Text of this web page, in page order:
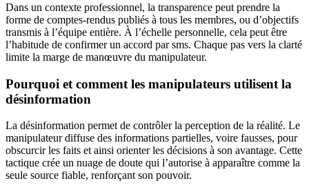
Dans un contexte professionnel, la transparence peut prendre la
forme de comptes-rendus publiés à tous les membres, ou d’objectifs
transmis à l’équipe entière. À l’échelle personnelle, cela peut être
l’habitude de confirmer un accord par sms. Chaque pas vers la clarté
limite la marge de manœuvre du manipulateur.
Pourquoi et comment les manipulateurs utilisent la
désinformation
La désinformation permet de contrôler la perception de la réalité. Le
manipulateur diffuse des informations partielles, voire fausses, pour
obscurcir les faits et ainsi orienter les décisions à son avantage. Cette
tactique crée un nuage de doute qui l’autorise à apparaître comme la
seule source fiable, renforçant son pouvoir.